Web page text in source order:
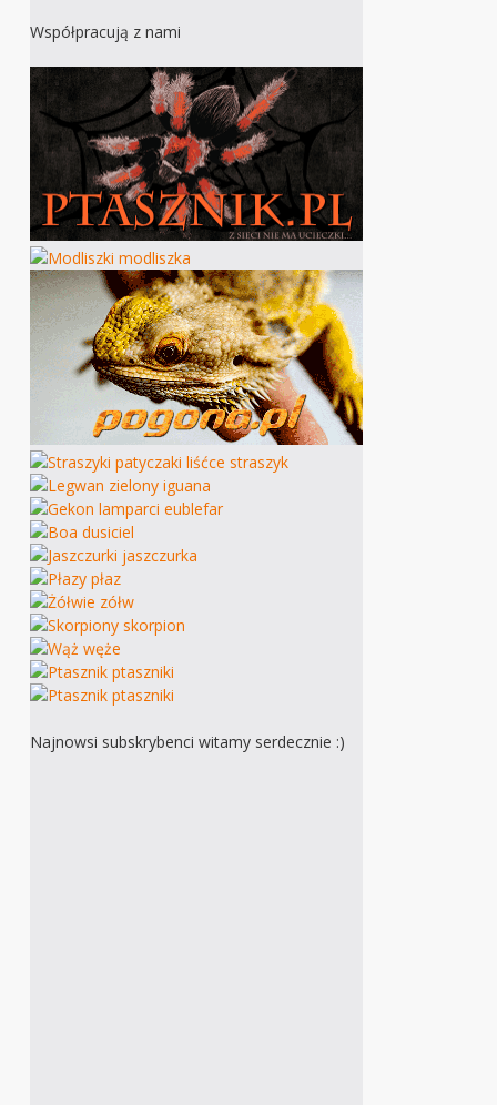
Współpracują z nami
Najnowsi subskrybenci witamy serdecznie :)